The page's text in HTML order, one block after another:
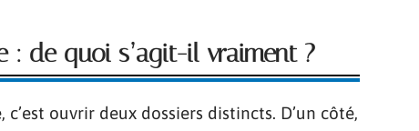
: de quoi s’agit-il vraiment ?
ouvrir deux dossiers distincts. D’un côté,